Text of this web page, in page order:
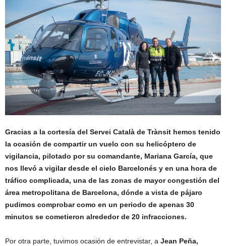
Gracias a la cortesía del Servei Català de Trànsit hemos tenido
la ocasión de compartir un vuelo con su helicóptero de
vigilancia, pilotado por su comandante, Mariana García, que
nos llevó a vigilar desde el cielo Barcelonés y en una hora de
tráfico complicada, una de las zonas de mayor congestión del
área metropolitana de Barcelona, dónde a vista de pájaro
pudimos comprobar como en un periodo de apenas 30
minutos se cometieron alrededor de 20 infracciones.
Por otra parte, tuvimos ocasión de entrevistar, a Jean Peña,